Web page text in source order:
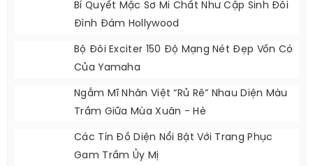
Bí Quyết Mặc Sơ Mi Chất Như Cặp Sinh Đôi
Đình Đám Hollywood
Bộ Đôi Exciter 150 Độ Mạng Nét Đẹp Vốn Có
Của Yamaha
Ngắm Mĩ Nhân Việt “rủ Rê” Nhau Diện Màu
Trầm Giữa Mùa Xuân - Hè
Các Tín Đồ Diện Nổi Bật Với Trang Phục
Gam Trầm Ủy Mị